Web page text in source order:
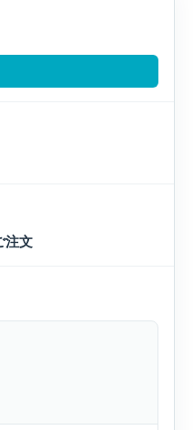
注文